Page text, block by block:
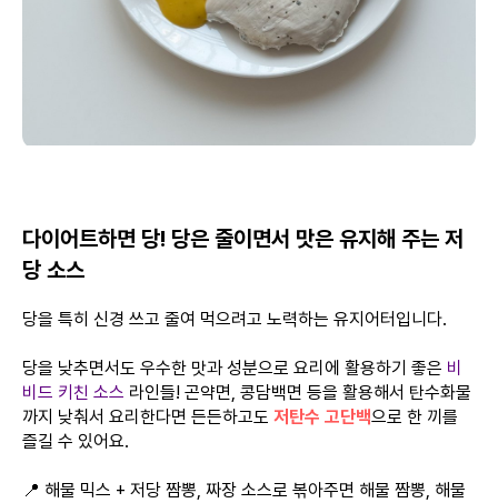
다이어트하면 당! 당은 줄이면서 맛은 유지해 주는 저
당 소스
당을 특히 신경 쓰고 줄여 먹으려고 노력하는 유지어터입니다.
당을 낮추면서도 우수한 맛과 성분으로 요리에 활용하기 좋은 비
비드 키친 소스 라인들! 곤약면, 콩담백면 등을 활용해서 탄수화물
까지 낮춰서 요리한다면 든든하고도 저탄수 고단백으로 한 끼를
즐길 수 있어요.
📍 해물 믹스 + 저당 짬뽕, 짜장 소스로 볶아주면 해물 짬뽕, 해물